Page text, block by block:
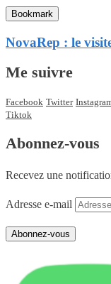
Bookmark
NovaRep : le
Me suivre
Facebook Twitter
Tiktok
Abonnez-vous
Recevez une
Adresse e-mail
Abonnez-vous